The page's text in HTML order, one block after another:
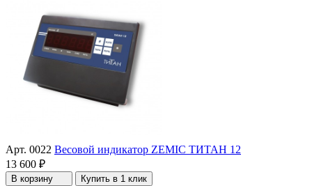
Арт. 0022 Весовой индикатор ZEMIC ТИТАН 12
13 600 ₽
В корзину Купить в 1 клик